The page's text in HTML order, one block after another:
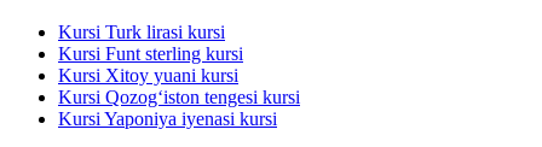
Kursi Turk lirasi kursi
Kursi Funt sterling kursi
Kursi Xitoy yuani kursi
Kursi Qozog‘iston tengesi kursi
Kursi Yaponiya iyenasi kursi